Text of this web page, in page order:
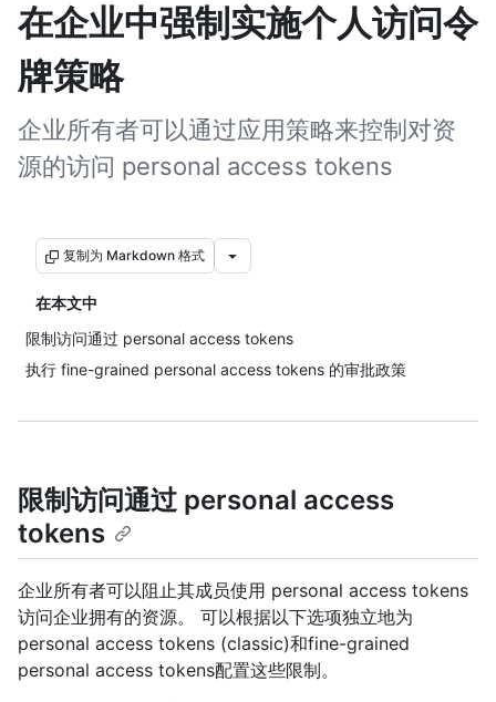
在企业中强制实施个人访问令
牌策略
企业所有者可以通过应用策略来控制对资
源的访问 personal access tokens
复制为 Markdown 格式
在本文中
限制访问通过 personal access tokens
执行 fine-grained personal access tokens 的审批政策
限制访问通过 personal access
tokens
企业所有者可以阻止其成员使用 personal access tokens
访问企业拥有的资源。 可以根据以下选项独立地为
personal access tokens (classic)和fine-grained
personal access tokens配置这些限制。